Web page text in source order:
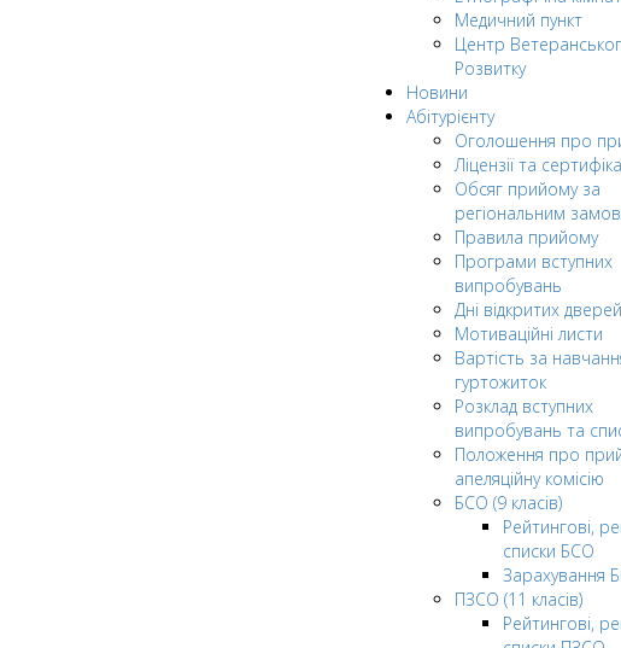
Медичний пункт
Центр
Розвитку
Новини
Абітурієнту
Оголошення про
Ліцензії та
Обсяг прийому за
регіональним
Правила прийому
Програми вступних
випробувань
Дні відкритих дверей
Мотиваційні листи
Вартість за
гуртожиток
Розклад вступних
випробувань та
Положення про
апеляційну комісію
БСО (9 класів)
Рейтингові,
списки БСО
Зарахування
ПЗСО (11 класів)
Рейтингові,